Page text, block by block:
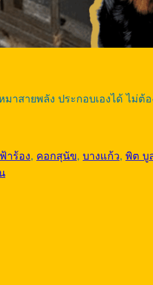
สายพลัง ประกอบเองได้ ไม่ต้
าร้อง, คอกสุนัข, บางแก้ว, พิต บู